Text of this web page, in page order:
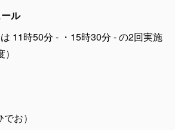
ル
11時50分 - ・15時30分 - の2回実施
お）